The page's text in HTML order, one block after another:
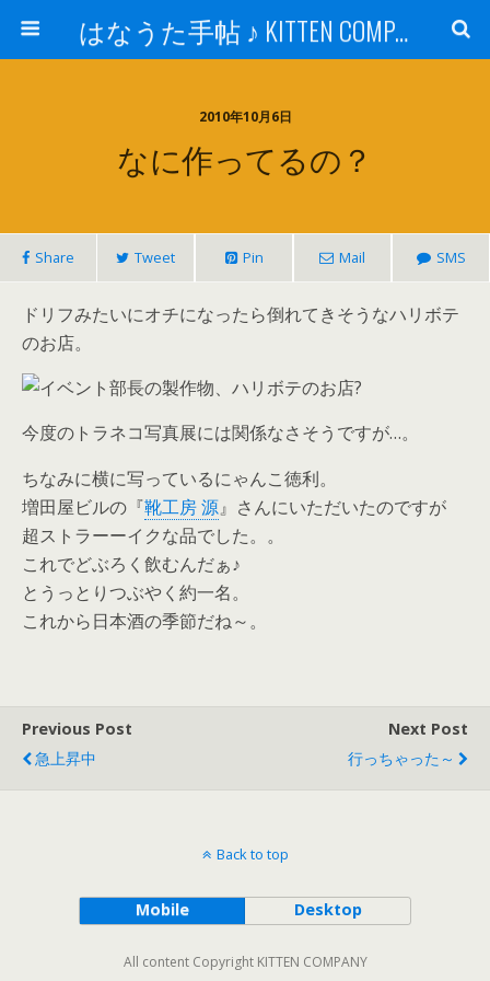
はなうた手帖 ♪ KITTEN COMPANY
2010年10月6日
なに作ってるの？
Share Tweet Pin Mail SMS
ドリフみたいにオチになったら倒れてきそうなハリボテ
のお店。
今度のトラネコ写真展には関係なさそうですが…。
ちなみに横に写っているにゃんこ徳利。
増田屋ビルの『靴工房 源』さんにいただいたのですが
超ストラーーイクな品でした。。
これでどぶろく飲むんだぁ♪
とうっとりつぶやく約一名。
これから日本酒の季節だね～。
Previous Post
急上昇中
Next Post
行っちゃった～
Back to top
Mobile Desktop
All content Copyright KITTEN COMPANY